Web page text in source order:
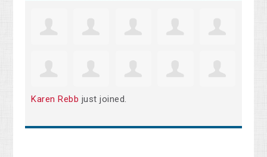
Karen Rebb just joined.